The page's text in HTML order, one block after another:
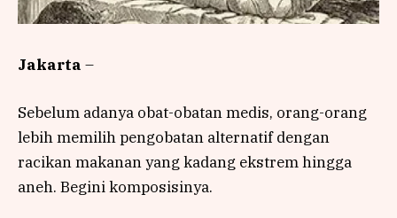
Jakarta –
Sebelum adanya obat-obatan medis, orang-orang
lebih memilih pengobatan alternatif dengan
racikan makanan yang kadang ekstrem hingga
aneh. Begini komposisinya.